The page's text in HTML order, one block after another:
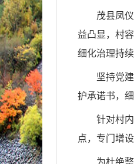
茂县凤
益凸显，村
细化治理持
坚持党
护承诺书，
针对村
点，专门增
为杜绝